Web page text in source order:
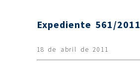
Expediente 561/2011
18 de abril de 2011